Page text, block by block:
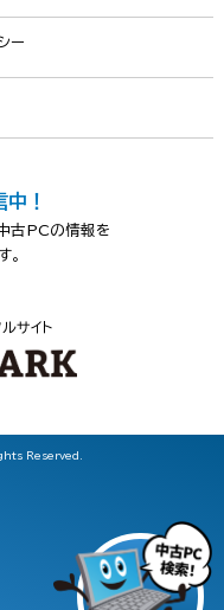
ー
！
古PCの情報を
。
サイト
Reserved.